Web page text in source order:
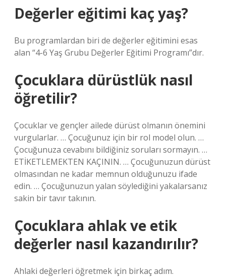
Değerler eğitimi kaç yaş?
Bu programlardan biri de değerler eğitimini esas
alan “4-6 Yaş Grubu Değerler Eğitimi Programı”dır.
Çocuklara dürüstlük nasıl
öğretilir?
Çocuklar ve gençler ailede dürüst olmanın önemini
vurgularlar. … Çocuğunuz için bir rol model olun. …
Çocuğunuza cevabını bildiğiniz soruları sormayın. …
ETİKETLEMEKTEN KAÇININ. … Çocuğunuzun dürüst
olmasından ne kadar memnun olduğunuzu ifade
edin. … Çocuğunuzun yalan söylediğini yakalarsanız
sakin bir tavır takının.
Çocuklara ahlak ve etik
değerler nasıl kazandırılır?
Ahlaki değerleri öğretmek için birkaç adım.